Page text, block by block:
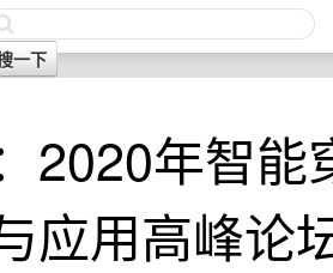
2020年智能
应用高峰论